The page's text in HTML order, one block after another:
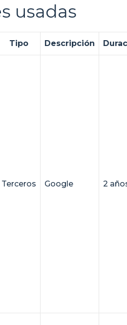
usadas
Tipo Descripción
Terceros Google 2